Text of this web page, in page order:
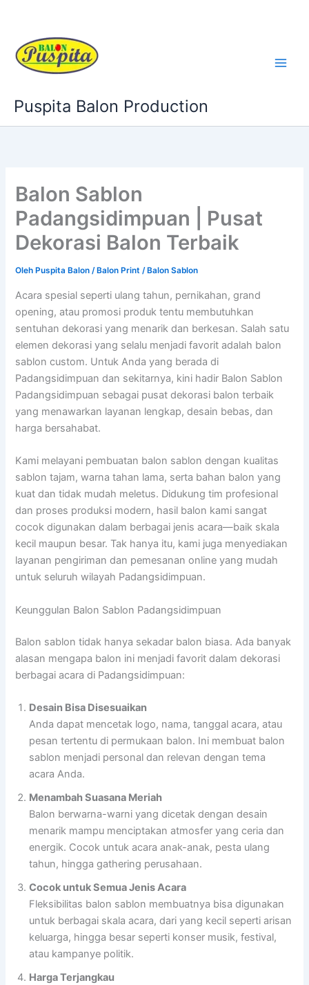
konten
Puspita Balon Production
Balon Sablon
Padangsidimpuan | Pusat
Dekorasi Balon Terbaik
Oleh Puspita Balon/ Balon Print / Balon Sablon
Acara spesial seperti ulang tahun, pernikahan, grand
opening, atau promosi produk tentu membutuhkan
sentuhan dekorasi yang menarik dan berkesan. Salah satu
elemen dekorasi yang selalu menjadi favorit adalah balon
sablon custom. Untuk Anda yang berada di
Padangsidimpuan dan sekitarnya, kini hadir Balon Sablon
Padangsidimpuan sebagai pusat dekorasi balon terbaik
yang menawarkan layanan lengkap, desain bebas, dan
harga bersahabat.
Kami melayani pembuatan balon sablon dengan kualitas
sablon tajam, warna tahan lama, serta bahan balon yang
kuat dan tidak mudah meletus. Didukung tim profesional
dan proses produksi modern, hasil balon kami sangat
cocok digunakan dalam berbagai jenis acara—baik skala
kecil maupun besar. Tak hanya itu, kami juga menyediakan
layanan pengiriman dan pemesanan online yang mudah
untuk seluruh wilayah Padangsidimpuan.
Keunggulan Balon Sablon Padangsidimpuan
Balon sablon tidak hanya sekadar balon biasa. Ada banyak
alasan mengapa balon ini menjadi favorit dalam dekorasi
berbagai acara di Padangsidimpuan:
Desain Bisa Disesuaikan
Anda dapat mencetak logo, nama, tanggal acara, atau
pesan tertentu di permukaan balon. Ini membuat balon
sablon menjadi personal dan relevan dengan tema
acara Anda.
Menambah Suasana Meriah
Balon berwarna-warni yang dicetak dengan desain
menarik mampu menciptakan atmosfer yang ceria dan
energik. Cocok untuk acara anak-anak, pesta ulang
tahun, hingga gathering perusahaan.
Cocok untuk Semua Jenis Acara
Fleksibilitas balon sablon membuatnya bisa digunakan
untuk berbagai skala acara, dari yang kecil seperti arisan
keluarga, hingga besar seperti konser musik, festival,
atau kampanye politik.
Harga Terjangkau